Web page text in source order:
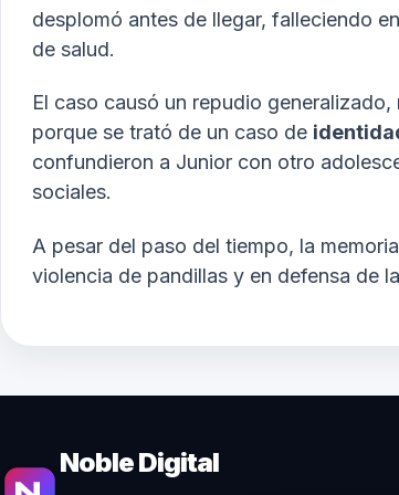
desplomó antes de llegar, falleciendo
de salud.
El caso causó un repudio
porque se trató de un caso de
confundieron a Junior con otro
sociales.
A pesar del paso del tiempo, la
violencia de pandillas y en defensa de
Noble Digital